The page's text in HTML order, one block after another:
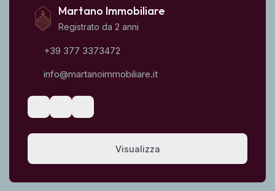
Martano Immobiliare
Registrato da 2 anni
+39 377 3373472
info@martanoimmobiliare.it
Visualizza